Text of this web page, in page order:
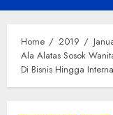
Menu
Home 2019
Ala Alatas Sosok
Di Bisnis Hingga